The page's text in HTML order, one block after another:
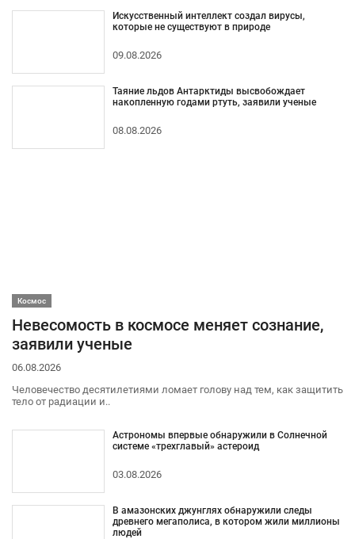
Искусственный интеллект создал вирусы,
которые не существуют в природе
09.08.2026
Таяние льдов Антарктиды высвобождает
накопленную годами ртуть, заявили ученые
08.08.2026
Космос
Невесомость в космосе меняет сознание,
заявили ученые
06.08.2026
Человечество десятилетиями ломает голову над тем, как защитить
тело от радиации и..
Астрономы впервые обнаружили в Солнечной
системе «трехглавый» астероид
03.08.2026
В амазонских джунглях обнаружили следы
древнего мегаполиса, в котором жили миллионы
людей